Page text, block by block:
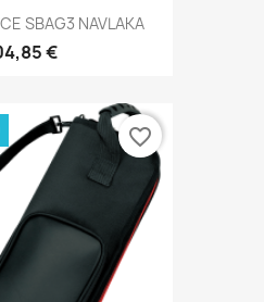
SBAG3 NAVLAKA
€
favorite_border